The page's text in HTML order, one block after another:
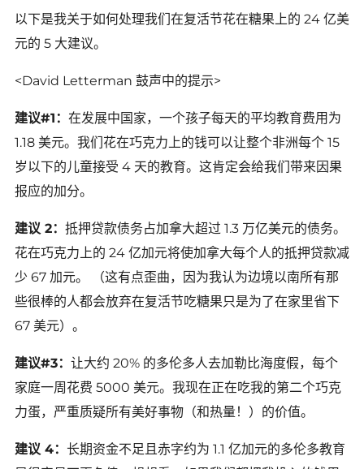
以下是我关于如何处理我们在复活节花在糖果上的 24 亿美
元的 5 大建议。
<Da​​vid Letterman 鼓声中的提示>
建议#1： 在发展中国家，一个孩子每天的平均教育费用为
1.18 美元。我们花在巧克力上的钱可以让整个非洲每个 15
岁以下的儿童接受 4 天的教育。这肯定会给我们带来因果
报应的加分。
建议 2： 抵押贷款债务占加拿大超过 1.3 万亿美元的债务。
花在巧克力上的 24 亿加元将使加拿大每个人的抵押贷款减
少 67 加元。 （这有点歪曲，因为我认为边境以南所有那
些很棒的人都会放弃在复活节吃糖果只是为了在家里省下
67 美元）。
建议#3： 让大约 20% 的多伦多人去加勒比海度假，每个
家庭一周花费 5000 美元。我现在正在吃我的第二个巧克
力蛋，严重质疑所有美好事物（和热量！）的价值。
建议 4： 长期资金不足且赤字约为 1.1 亿加元的多伦多教育